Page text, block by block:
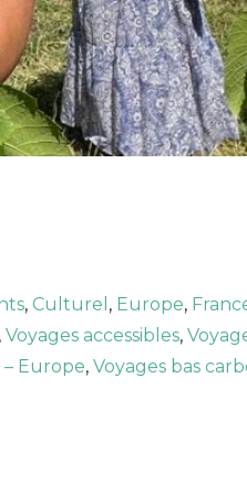
, Culturel , Europe,
, Voyages accessibles,
– Europe, Voyages bas